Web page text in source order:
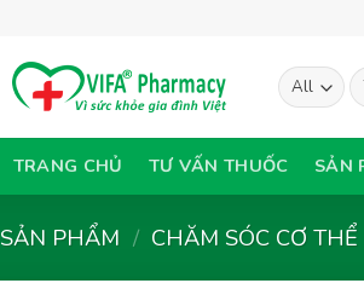
TRANG CHỦ TƯ VẤN THUỐC SẢN
SẢN PHẨM / CHĂM SÓC CƠ THỂ